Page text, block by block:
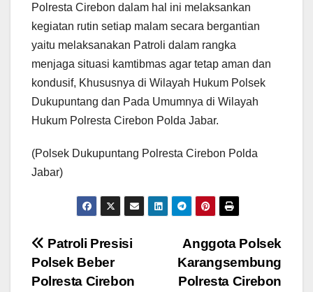
Polresta Cirebon dalam hal ini melaksankan
kegiatan rutin setiap malam secara bergantian
yaitu melaksanakan Patroli dalam rangka
menjaga situasi kamtibmas agar tetap aman dan
kondusif, Khususnya di Wilayah Hukum Polsek
Dukupuntang dan Pada Umumnya di Wilayah
Hukum Polresta Cirebon Polda Jabar.
(Polsek Dukupuntang Polresta Cirebon Polda
Jabar)
Navigasi
pos
Anggota Polsek
Karangsembung
Polresta Cirebon
Patroli Presisi
Polsek Beber
Polresta Cirebon